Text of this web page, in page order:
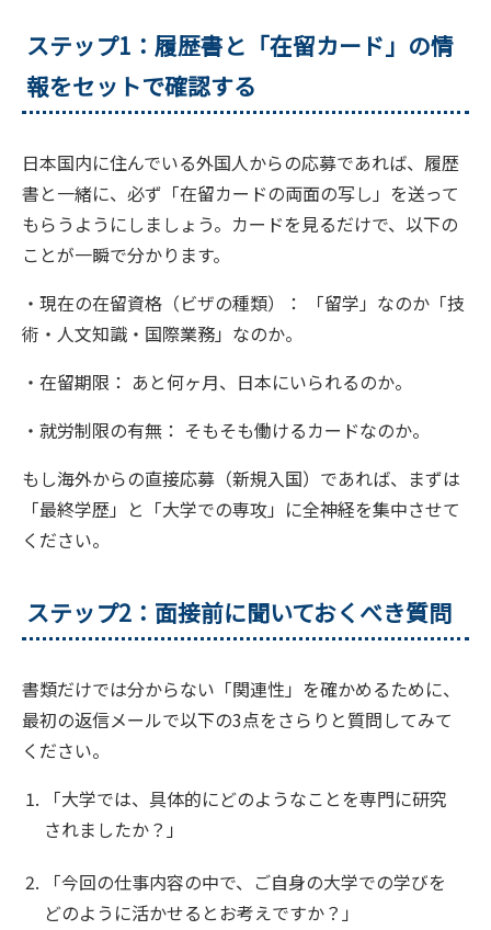
ステップ1：履歴書と「在留カード」の情
報をセットで確認する
日本国内に住んでいる外国人からの応募であれば、履歴
書と一緒に、必ず「在留カードの両面の写し」を送って
もらうようにしましょう。カードを見るだけで、以下の
ことが一瞬で分かります。
・現在の在留資格（ビザの種類）： 「留学」なのか「技
術・人文知識・国際業務」なのか。
・在留期限： あと何ヶ月、日本にいられるのか。
・就労制限の有無： そもそも働けるカードなのか。
もし海外からの直接応募（新規入国）であれば、まずは
「最終学歴」と「大学での専攻」に全神経を集中させて
ください。
ステップ2：面接前に聞いておくべき質問
書類だけでは分からない「関連性」を確かめるために、
最初の返信メールで以下の3点をさらりと質問してみて
ください。
「大学では、具体的にどのようなことを専門に研究
されましたか？」
「今回の仕事内容の中で、ご自身の大学での学びを
どのように活かせるとお考えですか？」